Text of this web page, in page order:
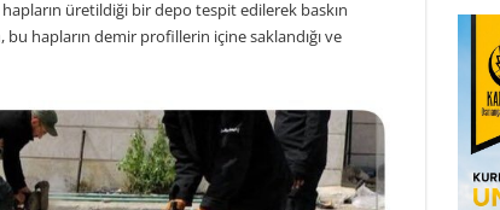
üretildiği bir depo tespit edilerek baskın
bu hapların demir profillerin içine saklandığı ve